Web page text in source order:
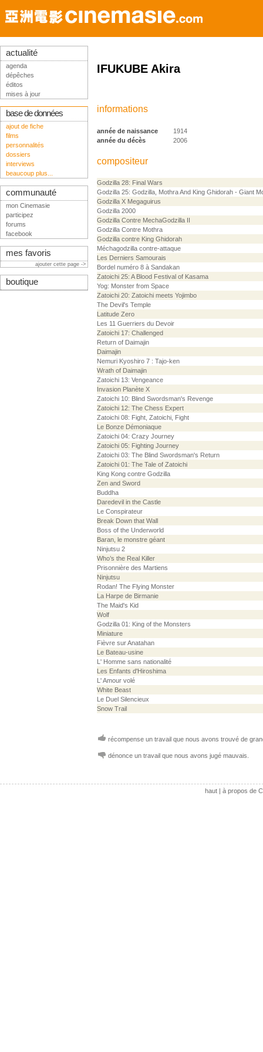
IFUKUBE Akira
informations
année de naissance
1914
année du décès
2006
compositeur
Godzilla 28: Final Wars
Godzilla 25: Godzilla, Mothra And King Ghidorah - Giant
Godzilla X Megaguirus
Godzilla 2000
Godzilla Contre MechaGodzilla II
Godzilla Contre Mothra
Godzilla contre King Ghidorah
Méchagodzilla contre-attaque
Les Derniers Samourais
Bordel numéro 8 à Sandakan
Zatoichi 25: A Blood Festival of Kasama
Yog: Monster from Space
Zatoichi 20: Zatoichi meets Yojimbo
The Devil's Temple
Latitude Zero
Les 11 Guerriers du Devoir
Zatoichi 17: Challenged
Return of Daimajin
Daimajin
Nemuri Kyoshiro 7 : Tajo-ken
Wrath of Daimajin
Zatoichi 13: Vengeance
Invasion Planète X
Zatoichi 10: Blind Swordsman's Revenge
Zatoichi 12: The Chess Expert
Zatoichi 08: Fight, Zatoichi, Fight
Le Bonze Démoniaque
Zatoichi 04: Crazy Journey
Zatoichi 05: Fighting Journey
Zatoichi 03: The Blind Swordsman's Return
Zatoichi 01: The Tale of Zatoichi
King Kong contre Godzilla
Zen and Sword
Buddha
Daredevil in the Castle
Le Conspirateur
Break Down that Wall
Boss of the Underworld
Baran, le monstre géant
Ninjutsu 2
Who’s the Real Killer
Prisonnière des Martiens
Ninjutsu
Rodan! The Flying Monster
La Harpe de Birmanie
The Maid's Kid
Wolf
Godzilla 01: King of the Monsters
Miniature
Fièvre sur Anatahan
Le Bateau-usine
L' Homme sans nationalité
Les Enfants d'Hiroshima
L' Amour volé
White Beast
Le Duel Silencieux
Snow Trail
récompense un travail que nous avons trouvé de
dénonce un travail que nous avons jugé mauvais.
actualité
agenda
dépêches
éditos
mises à jour
base de données
ajout de fiche
films
personnalités
dossiers
interviews
beaucoup plus...
communauté
mon Cinemasie
participez
forums
facebook
mes favoris
ajouter cette page ->
boutique
haut| à propos de